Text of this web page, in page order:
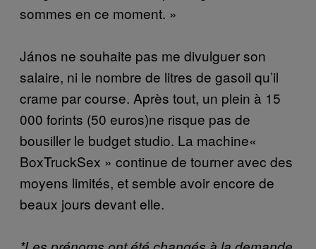
sommes en ce moment. »
János ne souhaite pas me divulguer son
salaire, ni le nombre de litres de gasoil qu’il
crame par course. Après tout, un plein à 15
000 forints (50 euros)ne risque pas de
bousiller le budget studio. La machine«
BoxTruckSex » continue de tourner avec des
moyens limités, et semble avoir encore de
beaux jours devant elle.